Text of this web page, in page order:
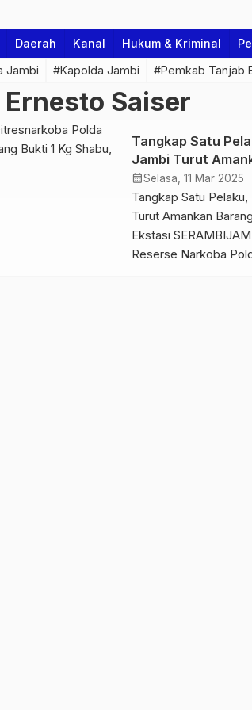
Daerah Kanal Hukum & Kriminal
Jambi #Kapolda Jambi #Pemkab Tanjab
Saiser
Tangkap Satu
Jambi Turut
Shabu, Ganja dan
calendar_monthSelasa, 11 Mar 2025
Tangkap Satu
Turut Amankan
Ekstasi
Reserse Narkoba